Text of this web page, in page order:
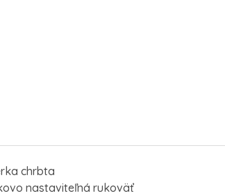
chrbta
nastaviteľná rukoväť